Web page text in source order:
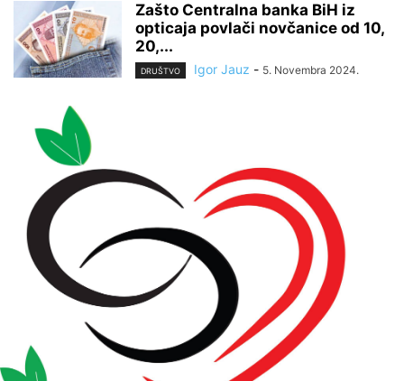
Zašto Centralna banka BiH iz
opticaja povlači novčanice od 10,
20,...
DRUŠTVO Igor Jauz - 5. Novembra 2024.